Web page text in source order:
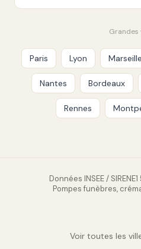
Grandes
Paris Lyon Marseille
Nantes Bordeaux
Rennes
Données INSEE / SIRENE
Pompes funèbres,
Voir toutes les